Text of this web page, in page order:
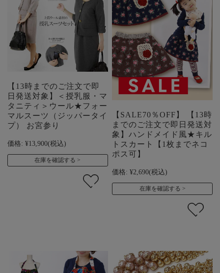
【13時までのご注文で即
日発送対象】＜授乳服・マ
タニティ＞ウール★フォー
マルスーツ（ジッパータイ
プ） お宮参り
価格: ¥13,900(税込)
在庫を確認する
【SALE70％OFF】 【13時
までのご注文で即日発送対
象】ハンドメイド風★キル
トスカート【1枚までネコ
ポス可】
価格: ¥2,690(税込)
在庫を確認する